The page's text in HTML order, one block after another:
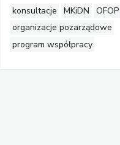
konsultacje MKiDN
OFOP
organizacje pozarządowe
program współpracy